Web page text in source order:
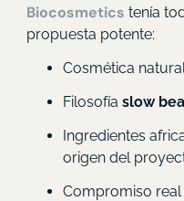
Biocosmetics tenía
propuesta potente:
Cosmética
Filosofía slow
Ingredientes
origen del
Compromiso